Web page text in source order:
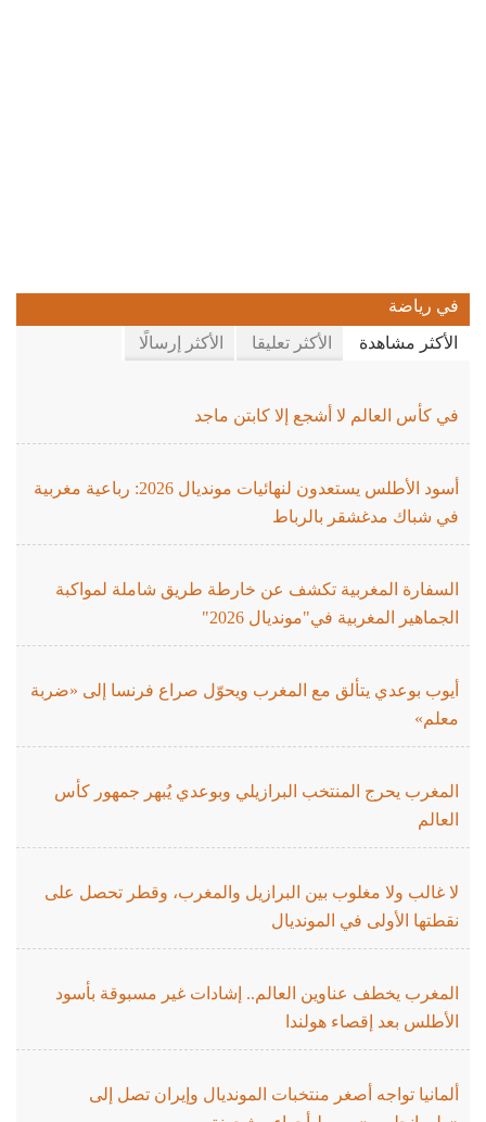
في رياضة
الأكثر مشاهدة الأكثر تعليقا الأكثر إرسالًا
في كأس العالم لا أشجع إلا كابتن ماجد
أسود الأطلس يستعدون لنهائيات مونديال 2026: رباعية مغربية
في شباك مدغشقر بالرباط
السفارة المغربية تكشف عن خارطة طريق شاملة لمواكبة
الجماهير المغربية في"مونديال 2026"
أيوب بوعدي يتألق مع المغرب ويحوّل صراع فرنسا إلى «ضربة
معلم»
المغرب يحرج المنتخب البرازيلي وبوعدي يُبهر جمهور كأس
العالم
لا غالب ولا مغلوب بين البرازيل والمغرب، وقطر تحصل على
نقطتها الأولى في المونديال
المغرب يخطف عناوين العالم.. إشادات غير مسبوقة بأسود
الأطلس بعد إقصاء هولندا
ألمانيا تواجه أصغر منتخبات المونديال وإيران تصل إلى